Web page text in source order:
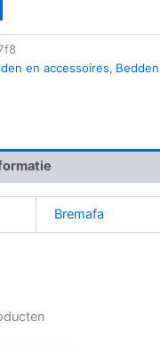
en accessoires,
Bremafa